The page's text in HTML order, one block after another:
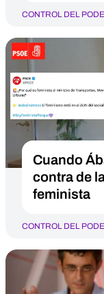
CONTROL DEL
Cuando
contra de
feminista
CONTROL DEL